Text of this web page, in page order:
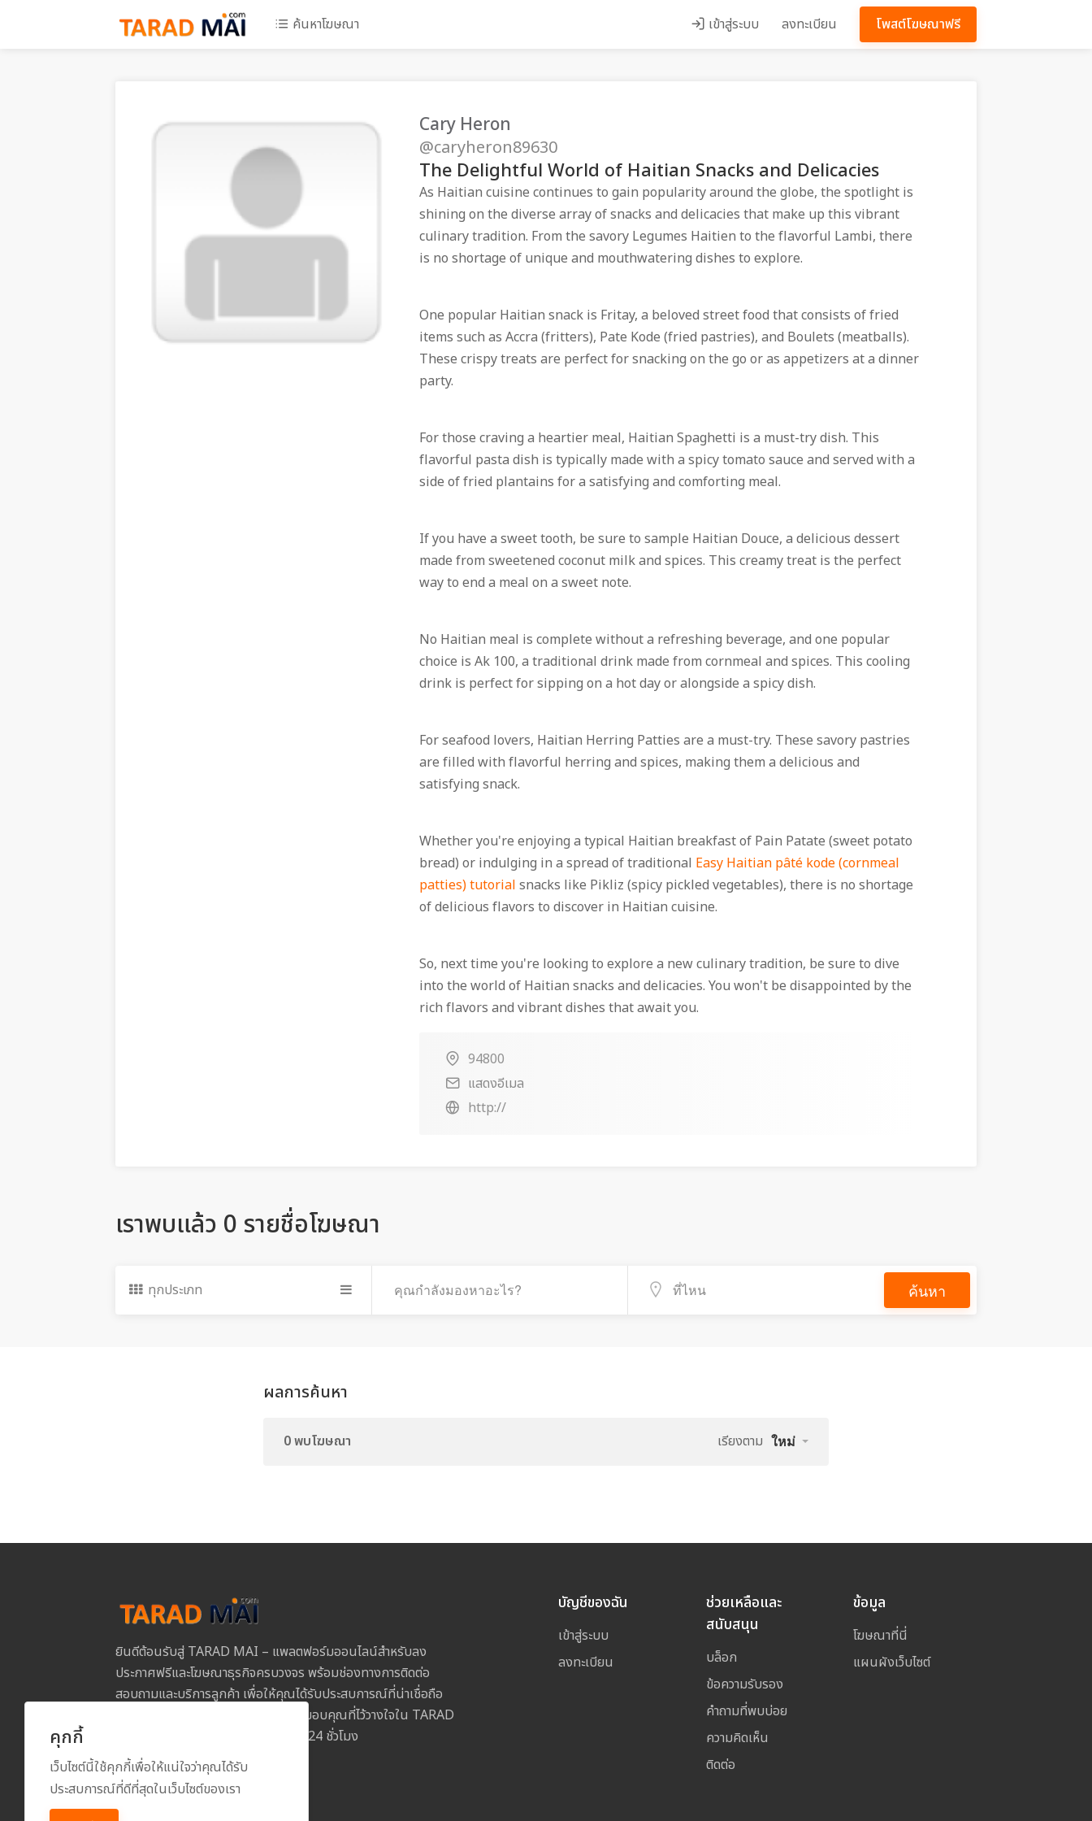
ค้นหาโฆษณา เข้าสู่ระบบ ลงทะเบียน โพสต์โฆษณาฟรี
Cary Heron
@caryheron89630
The Delightful World of Haitian Snacks and Delicacies
As Haitian cuisine continues to gain popularity around the globe, the spotlight is
shining on the diverse array of snacks and delicacies that make up this vibrant
culinary tradition. From the savory Legumes Haitien to the flavorful Lambi, there
is no shortage of unique and mouthwatering dishes to explore.
One popular Haitian snack is Fritay, a beloved street food that consists of fried
items such as Accra (fritters), Pate Kode (fried pastries), and Boulets (meatballs).
These crispy treats are perfect for snacking on the go or as appetizers at a dinner
party.
For those craving a heartier meal, Haitian Spaghetti is a must-try dish. This
flavorful pasta dish is typically made with a spicy tomato sauce and served with a
side of fried plantains for a satisfying and comforting meal.
If you have a sweet tooth, be sure to sample Haitian Douce, a delicious dessert
made from sweetened coconut milk and spices. This creamy treat is the perfect
way to end a meal on a sweet note.
No Haitian meal is complete without a refreshing beverage, and one popular
choice is Ak 100, a traditional drink made from cornmeal and spices. This cooling
drink is perfect for sipping on a hot day or alongside a spicy dish.
For seafood lovers, Haitian Herring Patties are a must-try. These savory pastries
are filled with flavorful herring and spices, making them a delicious and
satisfying snack.
Whether you're enjoying a typical Haitian breakfast of Pain Patate (sweet potato
bread) or indulging in a spread of traditional Easy Haitian pâté kode (cornmeal
patties) tutorial snacks like Pikliz (spicy pickled vegetables), there is no shortage
of delicious flavors to discover in Haitian cuisine.
So, next time you're looking to explore a new culinary tradition, be sure to dive
into the world of Haitian snacks and delicacies. You won't be disappointed by the
rich flavors and vibrant dishes that await you.
94800
แสดงอีเมล
http://
เราพบแล้ว 0 รายชื่อโฆษณา
ทุกประเภท ค้นหา
ผลการค้นหา
0 พบโฆษณา เรียงตาม ใหม่
ยินดีต้อนรับสู่ TARAD MAI – แพลตฟอร์มออนไลน์สำหรับลง
ประกาศฟรีและโฆษณาธุรกิจครบวงจร พร้อมช่องทางการติดต่อ
สอบถามและบริการลูกค้า เพื่อให้คุณได้รับประสบการณ์ที่น่าเชื่อถือ
และปลอดภัยในการใช้งานทุกขั้นตอน ขอบคุณที่ไว้วางใจใน TARAD
MAI และเราพร้อมให้บริการคุณตลอด 24 ชั่วโมง
บัญชีของฉัน
เข้าสู่ระบบ
ลงทะเบียน
ช่วยเหลือและ
สนับสนุน
บล็อก
ข้อความรับรอง
คำถามที่พบบ่อย
ความคิดเห็น
ติดต่อ
ข้อมูล
โฆษณาที่นี่
แผนผังเว็บไซต์
คุกกี้
เว็บไซต์นี้ใช้คุกกี้เพื่อให้แน่ใจว่าคุณได้รับ
ประสบการณ์ที่ดีที่สุดในเว็บไซต์ของเรา